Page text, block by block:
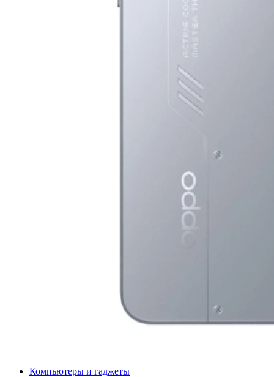
Компьютеры и гаджеты